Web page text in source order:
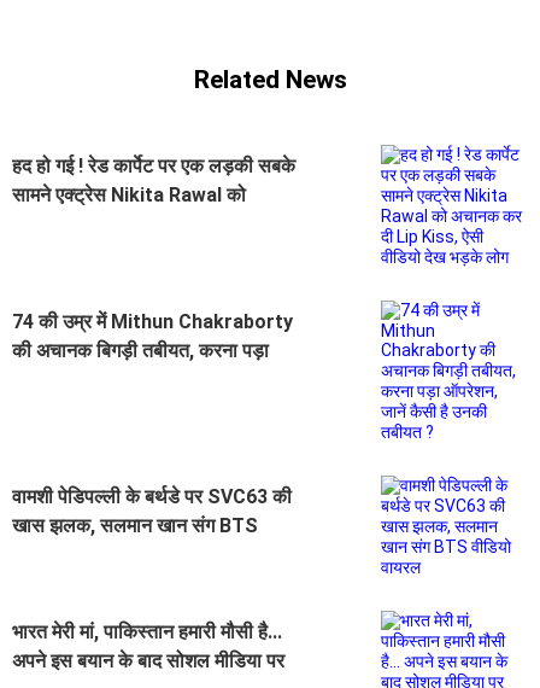
Related News
हद हो गई ! रेड कार्पेट पर एक लड़की सबके
सामने एक्ट्रेस Nikita Rawal को
74 की उम्र में Mithun Chakraborty
की अचानक बिगड़ी तबीयत, करना पड़ा
वामशी पेडिपल्ली के बर्थडे पर SVC63 की
खास झलक, सलमान खान संग BTS
भारत मेरी मां, पाकिस्तान हमारी मौसी है...
अपने इस बयान के बाद सोशल मीडिया पर